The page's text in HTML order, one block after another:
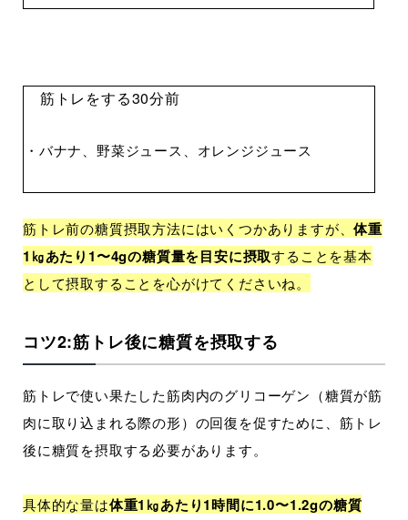
筋トレをする30分前
・バナナ、野菜ジュース、オレンジジュース
筋トレ前の糖質摂取方法にはいくつかありますが、体重
1㎏あたり1〜4gの糖質量を目安に摂取することを基本
として摂取することを心がけてくださいね。
コツ2:筋トレ後に糖質を摂取する
筋トレで使い果たした筋肉内のグリコーゲン（糖質が筋
肉に取り込まれる際の形）の回復を促すために、筋トレ
後に糖質を摂取する必要があります。
具体的な量は体重1㎏あたり1時間に1.0〜1.2gの糖質